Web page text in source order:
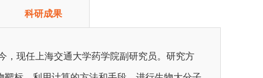
科研成果
，现任上海交通大学药学院副研究员。研究方